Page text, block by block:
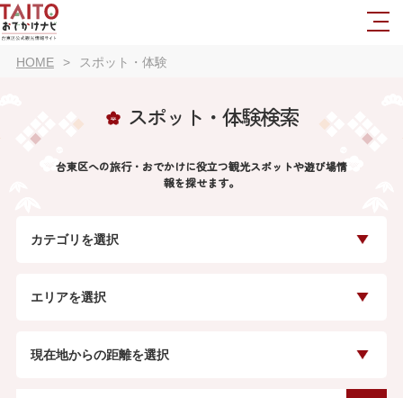
HOME スポット・体験
スポット・体験検索
台東区への旅行・おでかけに役立つ観光スポットや遊び場情
報を探せます。
カテゴリを選択
エリアを選択
現在地からの距離を選択